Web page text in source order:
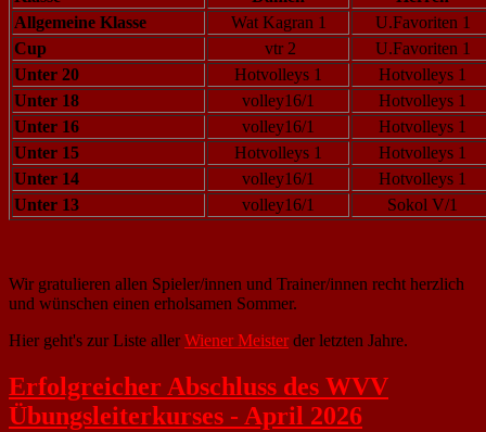
Allgemeine Klasse
Wat Kagran 1
U.Favoriten 1
Cup
vtr 2
U.Favoriten 1
Unter 20
Hotvolleys 1
Hotvolleys 1
Unter 18
volley16/1
Hotvolleys 1
Unter 16
volley16/1
Hotvolleys 1
Unter 15
Hotvolleys 1
Hotvolleys 1
Unter 14
volley16/1
Hotvolleys 1
Unter 13
volley16/1 Sokol V/1
Wir gratulieren allen Spieler/innen und Trainer/innen recht herzlich
und wünschen einen erholsamen Sommer.
Hier geht's zur Liste allerWiener Meister der letzten Jahre.
Erfolgreicher Abschluss des WVV
Übungsleiterkurses - April 2026